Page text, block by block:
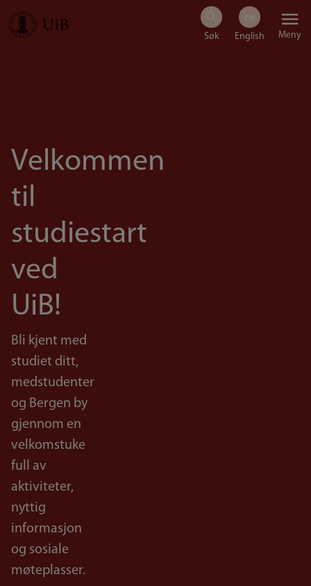
Hopp
Meny
Velkommen
til
studiestart
ved
UiB!
Bli kjent med
studiet ditt,
medstudenter
og Bergen by
gjennom en
velkomstuke
full av
aktiviteter,
nyttig
informasjon
og sosiale
møteplasser.